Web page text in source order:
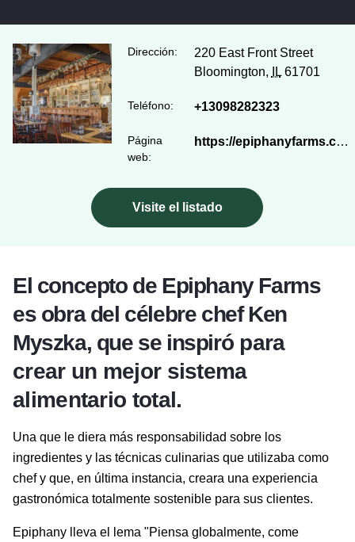
Dirección:
220 East Front Street
Bloomington,
IL61701
Teléfono: +13098282323
Página
web:
https://epiphanyfarms.com/epiphanyfarmsrestaurant
Visite el listado
El concepto de Epiphany Farms
es obra del célebre chef Ken
Myszka, que se inspiró para
crear un mejor sistema
alimentario total.
Una que le diera más responsabilidad sobre los
ingredientes y las técnicas culinarias que utilizaba como
chef y que, en última instancia, creara una experiencia
gastronómica totalmente sostenible para sus clientes.
Epiphany lleva el lema "Piensa globalmente, come